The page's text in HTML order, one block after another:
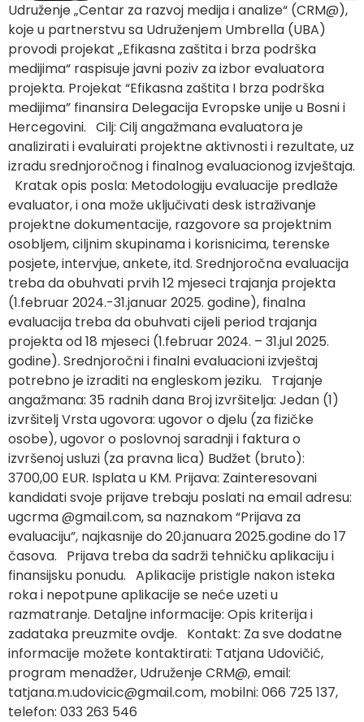
Udruženje „Centar za razvoj medija i analize“ (CRM@),
koje u partnerstvu sa Udruženjem Umbrella (UBA)
provodi projekat „Efikasna zaštita i brza podrška
medijima“ raspisuje javni poziv za izbor evaluatora
projekta. Projekat “Efikasna zaštita I brza podrška
medijima” finansira Delegacija Evropske unije u Bosni i
Hercegovini. Cilj: Cilj angažmana evaluatora je
analizirati i evaluirati projektne aktivnosti i rezultate, uz
izradu srednjoročnog i finalnog evaluacionog izvještaja.
Kratak opis posla: Metodologiju evaluacije predlaže
evaluator, i ona može uključivati desk istraživanje
projektne dokumentacije, razgovore sa projektnim
osobljem, ciljnim skupinama i korisnicima, terenske
posjete, intervjue, ankete, itd. Srednjoročna evaluacija
treba da obuhvati prvih 12 mjeseci trajanja projekta
(1.februar 2024.-31.januar 2025. godine), finalna
evaluacija treba da obuhvati cijeli period trajanja
projekta od 18 mjeseci (1.februar 2024. – 31.jul 2025.
godine). Srednjoročni i finalni evaluacioni izvještaj
potrebno je izraditi na engleskom jeziku. Trajanje
angažmana: 35 radnih dana Broj izvršitelja: Jedan (1)
izvršitelj Vrsta ugovora: ugovor o djelu (za fizičke
osobe), ugovor o poslovnoj saradnji i faktura o
izvršenoj usluzi (za pravna lica) Budžet (bruto):
3700,00 EUR. Isplata u KM. Prijava: Zainteresovani
kandidati svoje prijave trebaju poslati na email adresu:
ugcrma @gmail.com, sa naznakom “Prijava za
evaluaciju”, najkasnije do 20.januara 2025.godine do 17
časova. Prijava treba da sadrži tehničku aplikaciju i
finansijsku ponudu. Aplikacije pristigle nakon isteka
roka i nepotpune aplikacije se neće uzeti u
razmatranje. Detaljne informacije: Opis kriterija i
zadataka preuzmite ovdje. Kontakt: Za sve dodatne
informacije možete kontaktirati: Tatjana Udovičić,
program menadžer, Udruženje CRM@, email:
tatjana.m.udovicic@gmail.com, mobilni: 066 725 137,
telefon: 033 263 546